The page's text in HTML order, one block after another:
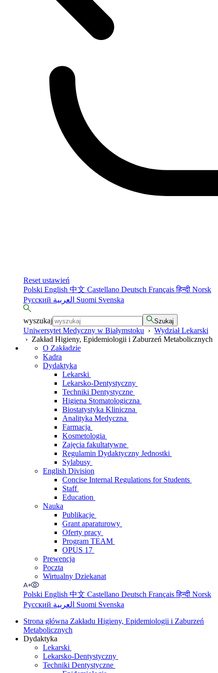
Reset ustawień
Polski English 中文 Castellano Deutsch Françaisहिन्दी Norsk
Русский
Suomi Svenska
wyszukaj Szukaj
Uniwersytet Medyczny w Białymstoku › Wydział Lekarski
› Zakład Higieny, Epidemiologii i Zaburzeń Metabolicznych
O Zakładzie
Kadra
Dydaktyka
Lekarski
Lekarsko-Dentystyczny
Techniki Dentystyczne
Higiena Stomatologiczna
Biostatystyka Kliniczna
Analityka Medyczna
Farmacja
Kosmetologia
Zajęcia fakultatywne
Regulamin Dydaktyczny Jednostki
Sylabusy
English Division
Concise Internal Regulations for Students
Staff
Education
Nauka
Publikacje
Grant aparaturowy
Oferty pracy
Program TEAM
OPUS 17
Prewencja
Poczta
Wirtualny Dziekanat
Polski English 中文 Castellano Deutsch Françaisहिन्दी Norsk
Русский
Suomi Svenska
Strona główna Zakładu Higieny, Epidemiologii i Zaburzeń
Metabolicznych
Dydaktyka
Lekarski
Lekarsko-Dentystyczny
Techniki Dentystyczne